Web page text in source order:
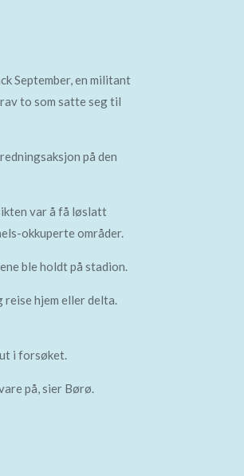
September, en militant
to som satte seg til
på den
var å få løslatt
okkuperte områder.
ble holdt på stadion.
reise hjem eller delta.
i forsøket.
på, sier Børø.